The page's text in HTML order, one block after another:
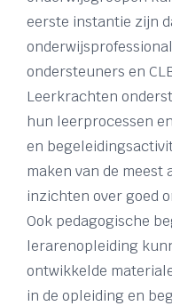
eerste instantie zijn
ondersteuners en
Leerkrachten
hun leerprocessen
en
maken van de
inzichten over goed
Ook pedagogische
lerarenopleiding
ontwikkelde
in de opleiding en